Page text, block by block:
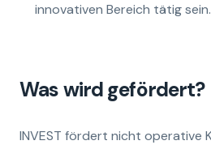
innovativen Bereich tätig sein.
Was wird gefördert?
INVEST fördert nicht operative